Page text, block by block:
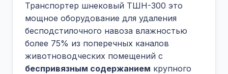
Транспортер шнековый ТШН-300 это
мощное оборудование для удаления
бесподстилочного навоза влажностью
более 75% из поперечных каналов
животноводческих помещений с
беспривязным содержанием крупного